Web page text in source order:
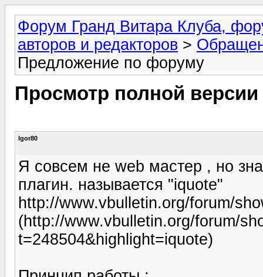
Форум Гранд Витара Клуба,
авторов и редакторов >
Предложение по форуму
Просмотр полной
Igor80
Я совсем не web мастер , но
плагин. называется "iquote"
http://www.vbulletin.org/forum/
(http://www.vbulletin.org/forum/
t=248504&highlight=iquote)